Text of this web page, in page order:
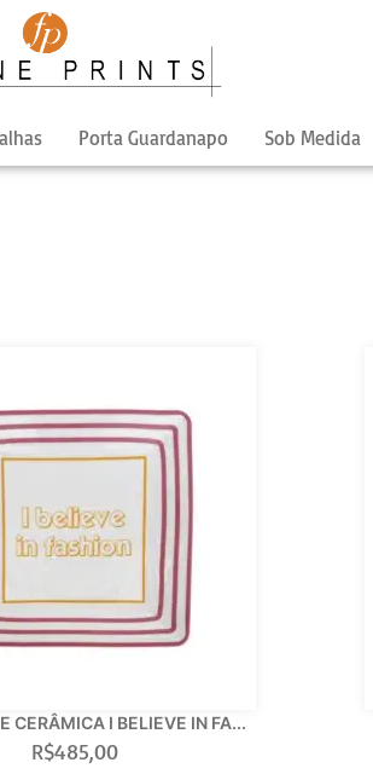
Porta Guardanapo Sob Medida
CERÂMICA I BELIEVE IN FA...
R$485,00